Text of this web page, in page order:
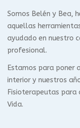
Somos Belén y Bea,
aquellas
ayudado en nuestro
profesional.
Estamos para poner
interior y nuestros
Fisioterapeutas para
Vida.